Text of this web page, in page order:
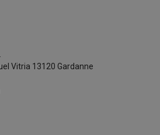
Vitria 13120 Gardanne